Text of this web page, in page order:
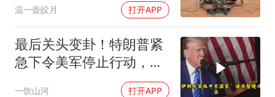
温一壶皎月 打开APP
最后关头变卦！特朗普紧
急下令美军停止行动，他
认清了残酷的现实！
一饮山河 打开APP